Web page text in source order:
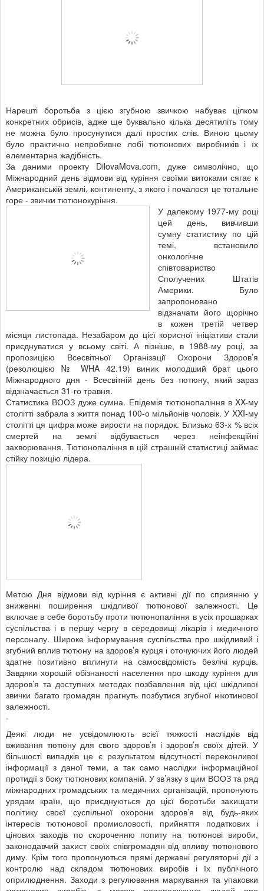
Нарешті боротьба з цією згубною звичкою набуває цілком
конкретних обрисів, адже ще буквально кілька десятиліть тому
не можна було просунутися далі простих слів. Виною цьому
було практично непробивне лобі тютюнових виробників і їх
елементарна жадібність.
За даними проекту DilovaMova.com, дуже символічно, що
Міжнародний день відмови від куріння своїми витоками сягає к
Американській землі, континенту, з якого і почалося це тотальне
горе - звички тютюнокуріння.
У далекому 1977-му році
цей день, вивчивши
сумну статистику по цій
темі, встановило
онкологічне
співтовариство
Сполучених Штатів
Америки. Було
запропоновано
відзначати його щорічно
в кожен третій четвер
місяця листопада. Незабаром до цієї корисної ініціативи стали
приєднуватися у всьому світі. А пізніше, в 1988-му році, за
пропозицією Всесвітньої Організації Охорони Здоров’я
(резолюцією № WHA 42.19) виник молодший брат цього
Міжнародного дня - Всесвітній день без тютюну, який зараз
відзначається 31-го травня.
Статистика ВООЗ дуже сумна. Епідемія тютюнопаління в XX-му
столітті забрала з життя понад 100-о мільйонів чоловік. У XXI-му
столітті ця цифра може вирости на порядок. Близько 63-х % всіх
смертей на землі відбувається через неінфекційні
захворювання. Тютюнопаління в цій страшній статистиці займає
стійку позицію лідера.
Метою Дня відмови від куріння є активні дії по сприянню у
зниженні поширення шкідливої тютюнової залежності. Це
включає в себе боротьбу проти тютюнопаління в усіх прошарках
суспільства і в першу чергу в середовищі лікарів і медичного
персоналу. Широке інформування суспільства про шкідливий і
згубний вплив тютюну на здоров’я курця і оточуючих його людей
здатне позитивно вплинути на самосвідомість безлічі курців.
Завдяки хорошій обізнаності населення про шкоду куріння для
здоров’я та доступних методах позбавлення від цієї шкідливої
звички багато громадян прагнуть позбутися згубної нікотинової
залежності.
Деякі люди не усвідомлюють всієї тяжкості наслідків від
вживання тютюну для свого здоров’я і здоров’я своїх дітей. У
більшості випадків це є результатом відсутності переконливої
інформації з даної теми, а так само наслідки інформаційної
протидії з боку тютюнових компаній. У зв’язку з цим ВООЗ та ряд
міжнародних громадських та медичних організацій, пропонують
урядам країн, що приєднуються до цієї боротьби захищати
політику своєї суспільної охорони здоров’я від будь-яких
інтересів тютюнової промисловості, прийняття податкових і
цінових заходів по скороченню попиту на тютюнові вироби,
законодавчий захист своїх співгромадян від впливу тютюнового
диму. Крім того пропонуються прямі державні регуляторні дії з
контролю над складом тютюнових виробів і їх публічного
оприлюднення. Заходи з регулювання маркування та упаковки